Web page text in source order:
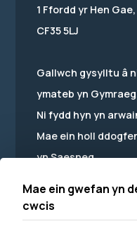
1 Ffordd yr Hen
CF35 5LJ
Gallwch gysylltu â
ymateb yn
Ni fydd hyn yn
Mae ein holl
yn Saesneg.
Mae ein gwefan yn
cwcis